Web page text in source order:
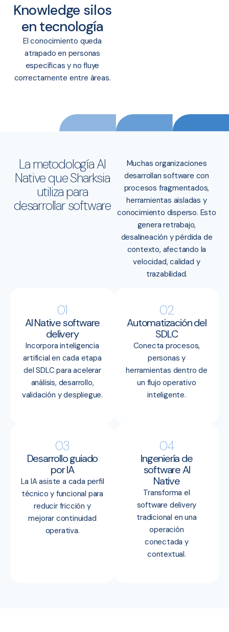
Knowledge silos
en tecnología
El conocimiento queda
atrapado en personas
específicas y no fluye
correctamente entre áreas.
La metodología AI
Native que Sharksia
utiliza para
desarrollar software
Muchas organizaciones
desarrollan software con
procesos fragmentados,
herramientas aisladas y
conocimiento disperso. Esto
genera retrabajo,
desalineación y pérdida de
contexto, afectando la
velocidad, calidad y
trazabilidad.
01
AI Native software
delivery
Incorpora inteligencia
artificial en cada etapa
del SDLC para acelerar
análisis, desarrollo,
validación y despliegue.
02
Automatización del
SDLC
Conecta procesos,
personas y
herramientas dentro de
un flujo operativo
inteligente.
03
Desarrollo guiado
por IA
La IA asiste a cada perfil
técnico y funcional para
reducir fricción y
mejorar continuidad
operativa.
04
Ingeniería de
software AI
Native
Transforma el
software delivery
tradicional en una
operación
conectada y
contextual.